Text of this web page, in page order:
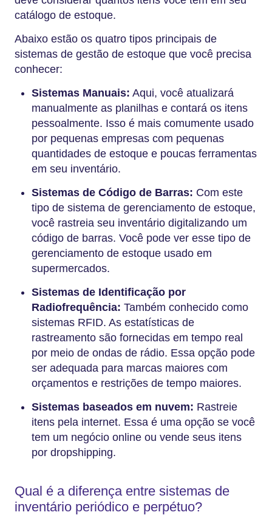
catálogo de estoque.
Abaixo estão os quatro tipos principais de
sistemas de gestão de estoque que você precisa
conhecer:
Sistemas Manuais: Aqui, você atualizará
manualmente as planilhas e contará os itens
pessoalmente. Isso é mais comumente usado
por pequenas empresas com pequenas
quantidades de estoque e poucas ferramentas
em seu inventário.
Sistemas de Código de Barras: Com este
tipo de sistema de gerenciamento de estoque,
você rastreia seu inventário digitalizando um
código de barras. Você pode ver esse tipo de
gerenciamento de estoque usado em
supermercados.
Sistemas de Identificação por
Radiofrequência: Também conhecido como
sistemas RFID. As estatísticas de
rastreamento são fornecidas em tempo real
por meio de ondas de rádio. Essa opção pode
ser adequada para marcas maiores com
orçamentos e restrições de tempo maiores.
Sistemas baseados em nuvem: Rastreie
itens pela internet. Essa é uma opção se você
tem um negócio online ou vende seus itens
por dropshipping.
Qual é a diferença entre sistemas de
inventário periódico e perpétuo?